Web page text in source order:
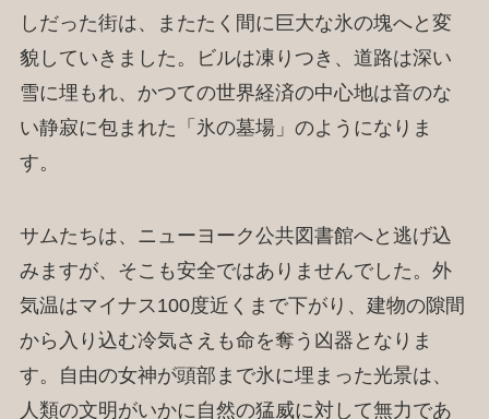
しだった街は、またたく間に巨大な氷の塊へと変
貌していきました。ビルは凍りつき、道路は深い
雪に埋もれ、かつての世界経済の中心地は音のな
い静寂に包まれた「氷の墓場」のようになりま
す。
サムたちは、ニューヨーク公共図書館へと逃げ込
みますが、そこも安全ではありませんでした。外
気温はマイナス100度近くまで下がり、建物の隙間
から入り込む冷気さえも命を奪う凶器となりま
す。自由の女神が頭部まで氷に埋まった光景は、
人類の文明がいかに自然の猛威に対して無力であ